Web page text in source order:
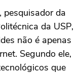
pesquisador da
da USP,
não é apenas
Segundo ele,
que